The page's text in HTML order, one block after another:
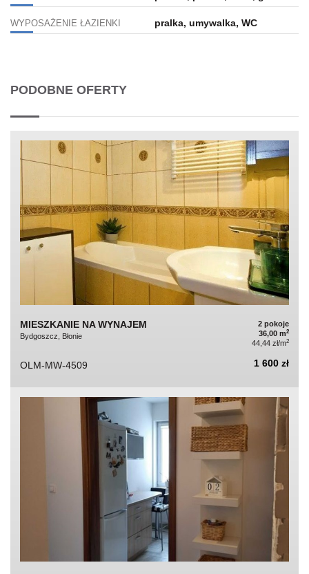
WYPOSAŻENIE ŁAZIENKI pralka, umywalka, WC
PODOBNE OFERTY
MIESZKANIE NA WYNAJEM
Bydgoszcz, Błonie
2 pokoje
36,00 m2
44,44 zł/m2
OLM-MW-4509 1 600 zł